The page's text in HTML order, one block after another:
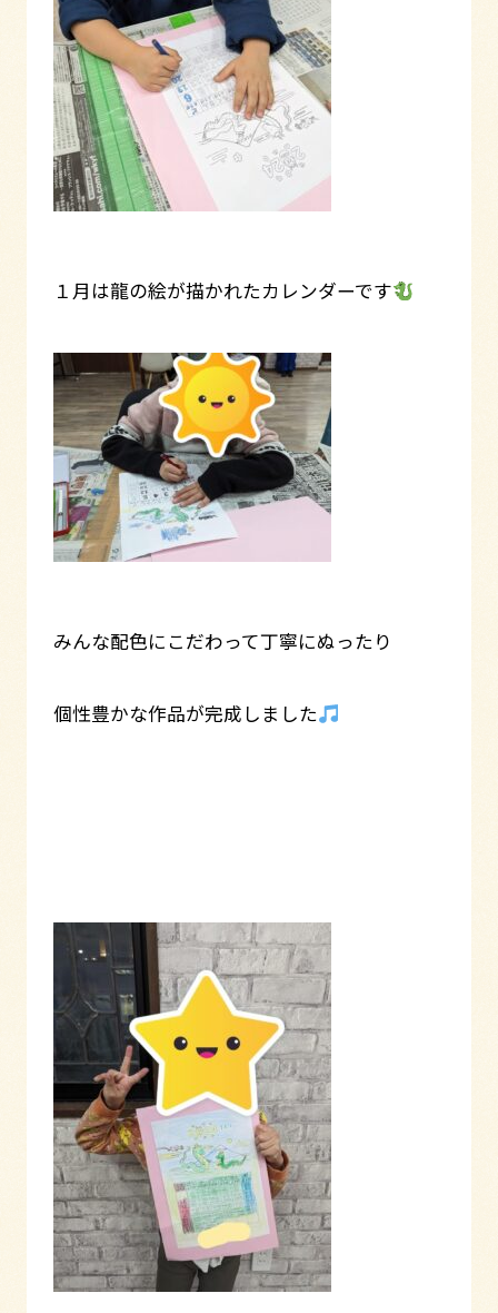
１月は龍の絵が描かれたカレンダーです
みんな配色にこだわって丁寧にぬったり
個性豊かな作品が完成しました